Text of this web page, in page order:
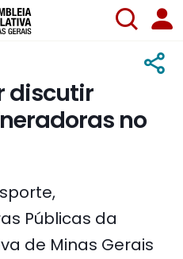
discutir
no
Públicas da
de Minas Gerais